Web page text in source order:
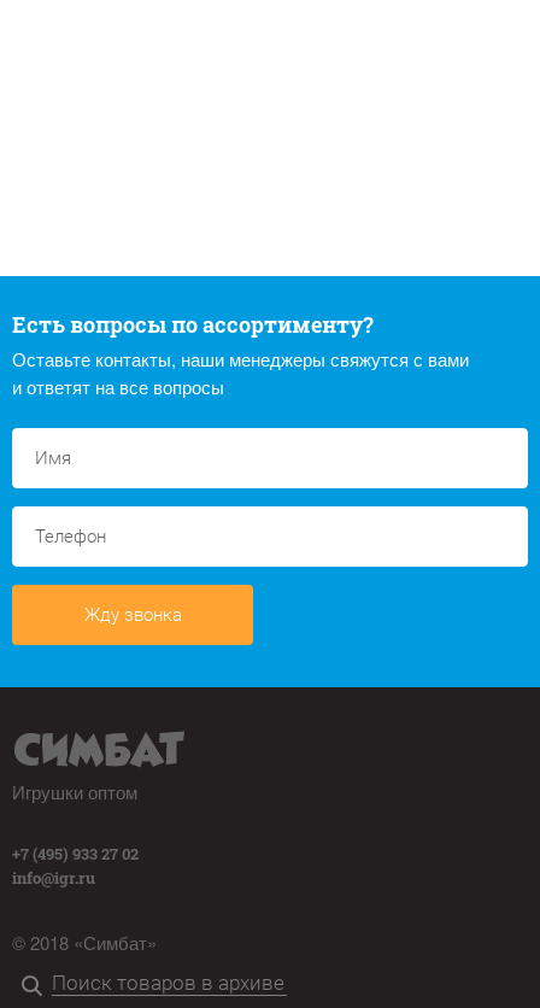
Есть вопросы по ассортименту?
Оставьте контакты, наши менеджеры свяжутся с вами
и ответят на все вопросы
Жду звонка
Игрушки оптом
+7 (495) 933 27 02
info@igr.ru
© 2018 «Симбат»